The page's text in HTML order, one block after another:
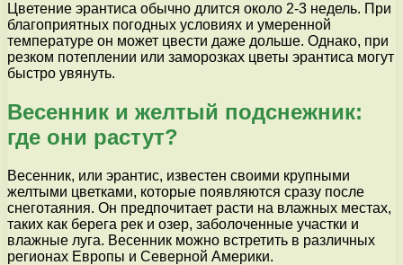
Цветение эрантиса обычно длится около 2-3 недель. При
благоприятных погодных условиях и умеренной
температуре он может цвести даже дольше. Однако, при
резком потеплении или заморозках цветы эрантиса могут
быстро увянуть.
Весенник и желтый подснежник:
где они растут?
Весенник, или эрантис, известен своими крупными
желтыми цветками, которые появляются сразу после
снеготаяния. Он предпочитает расти на влажных местах,
таких как берега рек и озер, заболоченные участки и
влажные луга. Весенник можно встретить в различных
регионах Европы и Северной Америки.